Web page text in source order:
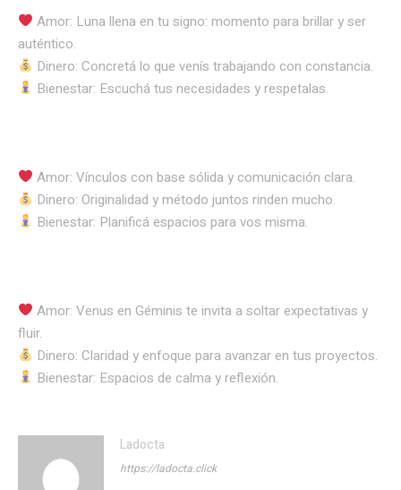
Amor: Luna llena en tu signo: momento para brillar y ser
auténtico.
Dinero: Concretá lo que venís trabajando con constancia.
Bienestar: Escuchá tus necesidades y respetalas.
Amor: Vínculos con base sólida y comunicación clara.
Dinero: Originalidad y método juntos rinden mucho.
Bienestar: Planificá espacios para vos misma.
Amor: Venus en Géminis te invita a soltar expectativas y
fluir.
Dinero: Claridad y enfoque para avanzar en tus proyectos.
Bienestar: Espacios de calma y reflexión.
Ladocta
https://ladocta.click